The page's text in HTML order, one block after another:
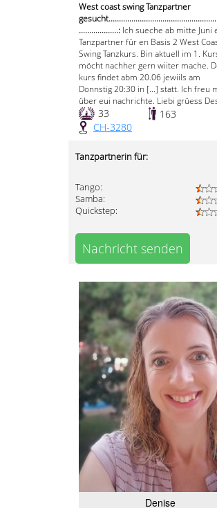
West coast swing Tanzpartner
...................: Ich sueche ab mitte Juni
Tanzpartner für en Basis 2 West
Swing Tanzkurs. Bin aktuell im 1.
möcht nachher gern wiiter mache.
kurs findet abm 20.06 jewiils am
Donnstig 20:30 in [...] statt. Ich freu
über eui nachrichte. Liebi grüess
33
163
CH-3280
Tanzpartnerin für:
Tango:
Samba:
Quickstep:
Nachricht senden
Denise